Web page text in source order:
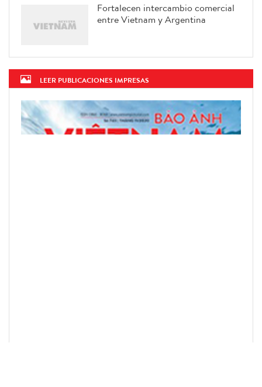
Fortalecen intercambio comercial
entre Vietnam y Argentina
LEER PUBLICACIONES IMPRESAS